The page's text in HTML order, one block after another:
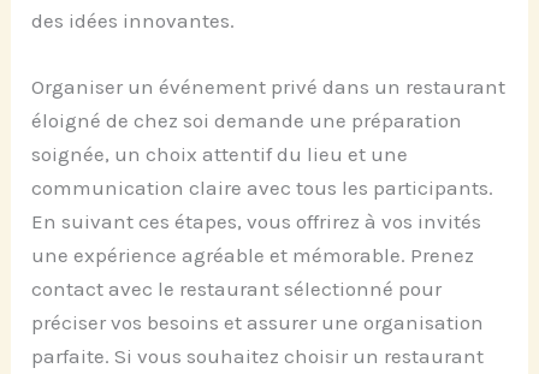
des idées innovantes.
Organiser un événement privé dans un restaurant
éloigné de chez soi demande une préparation
soignée, un choix attentif du lieu et une
communication claire avec tous les participants.
En suivant ces étapes, vous offrirez à vos invités
une expérience agréable et mémorable. Prenez
contact avec le restaurant sélectionné pour
préciser vos besoins et assurer une organisation
parfaite. Si vous souhaitez choisir un restaurant